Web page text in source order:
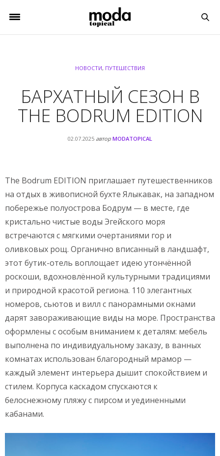
НОВОСТИ, ПУТЕШЕСТВИЯ
БАРХАТНЫЙ СЕЗОН В
THE BODRUM EDITION
02.07.2025 автор MODATOPICAL
The Bodrum EDITION приглашает путешественников
на отдых в живописной бухте Ялыкавак, на западном
побережье полуострова Бодрум — в месте, где
кристально чистые воды Эгейского моря
встречаются с мягкими очертаниями гор и
оливковых рощ. Органично вписанный в ландшафт,
этот бутик-отель воплощает идею утончённой
роскоши, вдохновлённой культурными традициями
и природной красотой региона. 110 элегантных
номеров, сьютов и вилл с панорамными окнами
дарят завораживающие виды на море. Пространства
оформлены с особым вниманием к деталям: мебель
выполнена по индивидуальному заказу, в ванных
комнатах использован благородный мрамор —
каждый элемент интерьера дышит спокойствием и
стилем. Корпуса каскадом спускаются к
белоснежному пляжу с пирсом и уединенными
кабанами.